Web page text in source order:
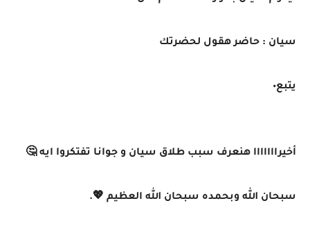
سيان : حاضر هقول لحضرتك
يتبع٠
أخيرااااااا هنعرف سبب طلاق سيان و جوانا تفتكروا ايه 🤔
سبحان الله وبحمده سبحان الله العظيم 💖.